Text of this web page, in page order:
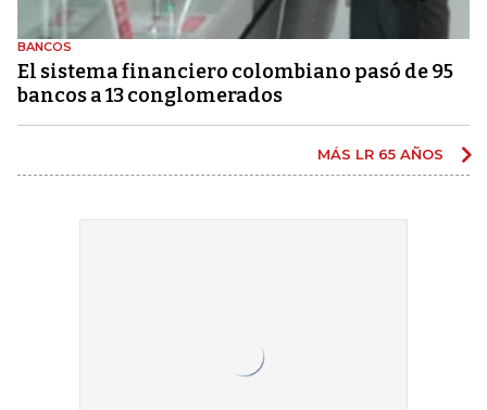
BANCOS
El sistema financiero colombiano pasó de 95
bancos a 13 conglomerados
MÁS LR 65 AÑOS